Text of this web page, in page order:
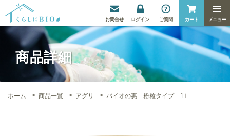
お問合せ ログイン ご質問 カート
商品詳細
ホーム 商品一覧 アグリ バイオの惠 粉粒タイプ 1Ｌ